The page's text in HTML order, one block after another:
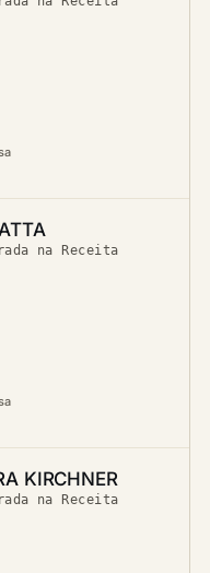
na Receita
KIRCHNER
na Receita